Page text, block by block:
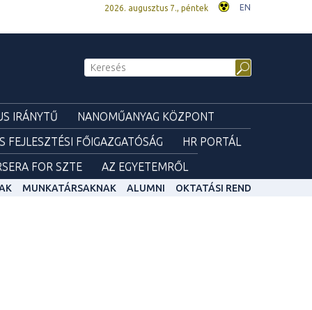
2026. augusztus 7., péntek EN
IRÁNYTŰ
NANOMŰANYAG KÖZPONT
FEJLESZTÉSI FŐIGAZGATÓSÁG
HR PORTÁL
FOR SZTE AZ EGYETEMRŐL
MUNKATÁRSAKNAK ALUMNI OKTATÁSI REND